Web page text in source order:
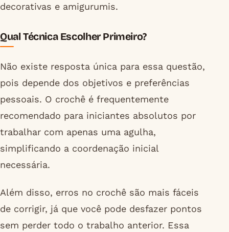
decorativas e amigurumis.
Qual Técnica Escolher Primeiro?
Não existe resposta única para essa questão,
pois depende dos objetivos e preferências
pessoais. O crochê é frequentemente
recomendado para iniciantes absolutos por
trabalhar com apenas uma agulha,
simplificando a coordenação inicial
necessária.
Além disso, erros no crochê são mais fáceis
de corrigir, já que você pode desfazer pontos
sem perder todo o trabalho anterior. Essa